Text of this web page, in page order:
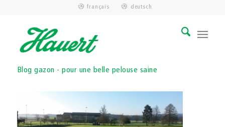
français deutsch
Blog gazon - pour une belle pelouse saine